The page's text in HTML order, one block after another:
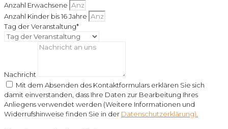
Anzahl Erwachsene
Anzahl Kinder bis 16 Jahre
Tag der Veranstaltung*
Nachricht
Mit dem Absenden des Kontaktformulars erklären Sie sich
damit einverstanden, dass Ihre Daten zur Bearbeitung Ihres
Anliegens verwendet werden (Weitere Informationen und
Widerrufshinweise finden Sie in der Datenschutzerklärung).